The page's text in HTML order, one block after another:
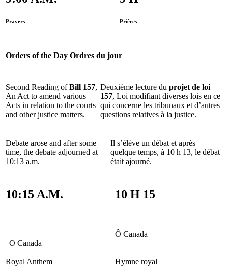
Prayers Prières
Orders of the Day Ordres du jour
Second Reading ofBill 157,
An Act to amend various
Acts in relation to the courts
and other justice matters.
Deuxième lecture du projet de loi
157, Loi modifiant diverses lois en ce
qui concerne les tribunaux et d’autres
questions relatives à la justice.
Debate arose and after some
time, the debate adjourned at
10:13 a.m.
Il s’élève un débat et après
quelque temps, à 10 h 13, le débat
était ajourné.
10:15 A.M. 10 H 15
O Canada
Ô Canada
Royal Anthem Hymne royal